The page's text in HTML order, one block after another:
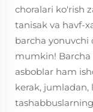
choralari ko'rish
tanisak va havf-
barcha yonuvchi
mumkin!
asboblar ham
kerak, jumladan,